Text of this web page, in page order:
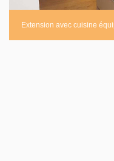
Extension avec cuisine